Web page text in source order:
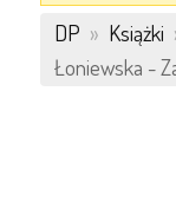
DP » Książki
Łoniewska -